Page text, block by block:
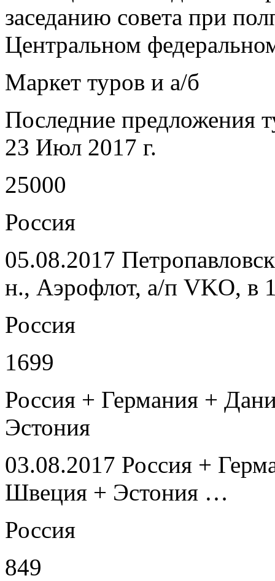
заседанию совета при
Центральном
Маркет туров и а/б
Последние предложения
23 Июл 2017 г.
25000
Россия
05.08.2017
н., Аэрофлот, а/п VKO, в
Россия
1699
Россия + Германия +
Эстония
03.08.2017 Россия +
Швеция + Эстония …
Россия
849